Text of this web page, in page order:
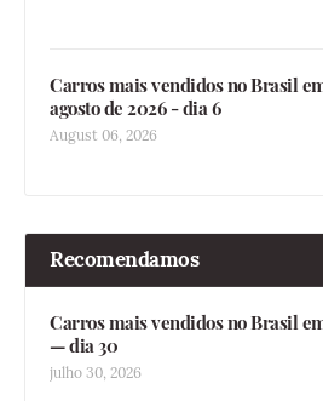
Carros mais vendidos no Brasil
agosto de 2026 - dia 6
August 06, 2026
Recomendamos
Carros mais vendidos no Brasil
— dia 30
julho 30, 2026